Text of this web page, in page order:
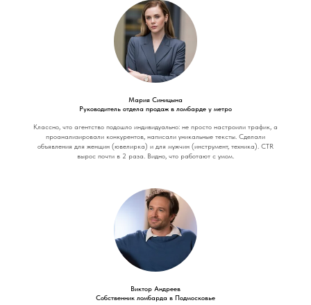
Мария Синицына
Руководитель отдела продаж в ломбарде у метро
Классно, что агентство подошло индивидуально: не просто настроили трафик, а
проанализировали конкурентов, написали уникальные тексты. Сделали
объявления для женщин (ювелирка) и для мужчин (инструмент, техника). CTR
вырос почти в 2 раза. Видно, что работают с умом.
Виктор Андреев
Собственник ломбарда в Подмосковье